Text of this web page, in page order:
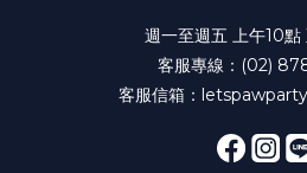
週一至週五 上午10點
客服專線：(02)
客服信箱：